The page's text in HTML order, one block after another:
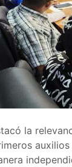
la